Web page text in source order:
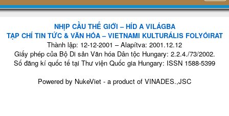
NHỊP CẦU THẾ GIỚI – HÍD A VILÁGBA
TẠP CHÍ TIN TỨC & VĂN HÓA – VIETNAMI KULTURÁLIS FOLYÓIRAT
Thành lập: 12-12-2001 – Alapítva: 2001.12.12
Giấy phép của Bộ Di sản Văn hóa Dân tộc Hungary: 2.2.4./73/2002.
Số đăng kí quốc tế tại Thư viện Quốc gia Hungary: ISSN 1588-5399
Powered by NukeViet - a product of VINADES.,JSC